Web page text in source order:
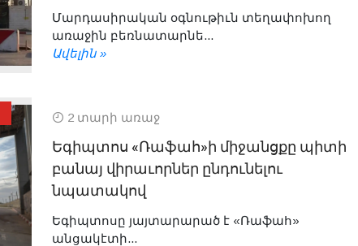
Մարդասիրական օգնութիւն տեղափոխող
առաջին բեռնատարնե...
Ավելին »
2 տարի առաջ
Եգիպտոս «Ռաֆահ»ի միջանցքը պիտի
բանայ վիրաւորներ ընդունելու
նպատակով
Եգիպտոսը յայտարարած է «Ռաֆահ»
անցակէտի...